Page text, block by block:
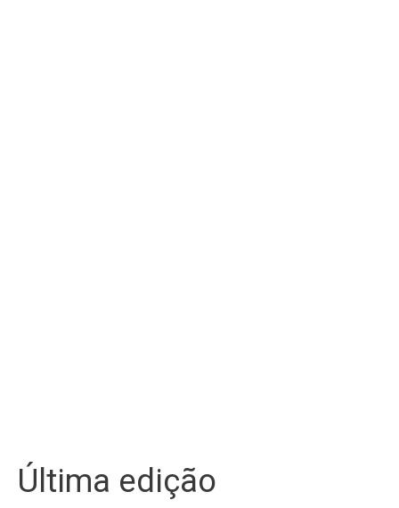
Última edição